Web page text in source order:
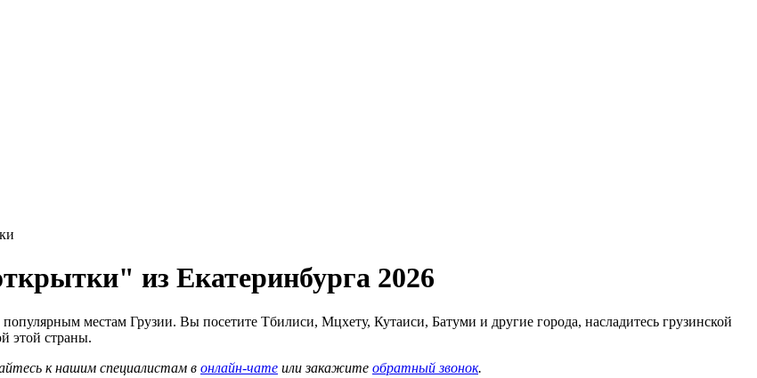
из Екатеринбурга 2026
местам Грузии. Вы посетите Тбилиси, Мцхету, Кутаиси, Батуми и другие города, насладитесь грузинской
этой страны.
к нашим специалистам в онлайн-чате или закажите обратный звонок.